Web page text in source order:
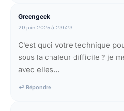
Greengeek
29 juin 2025 à 23h23
C’est quoi votre technique
sous la chaleur difficile ? je
avec elles…
↩ Répondre